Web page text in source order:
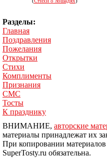
Разделы:
Главная
Поздравления
Пожелания
Открытки
Стихи
Комплименты
Признания
СМС
Тосты
К празднику
ВНИМАНИЕ, авторские
материалы принадлежат их
При копировании
SuperTosty.ru обязательна.